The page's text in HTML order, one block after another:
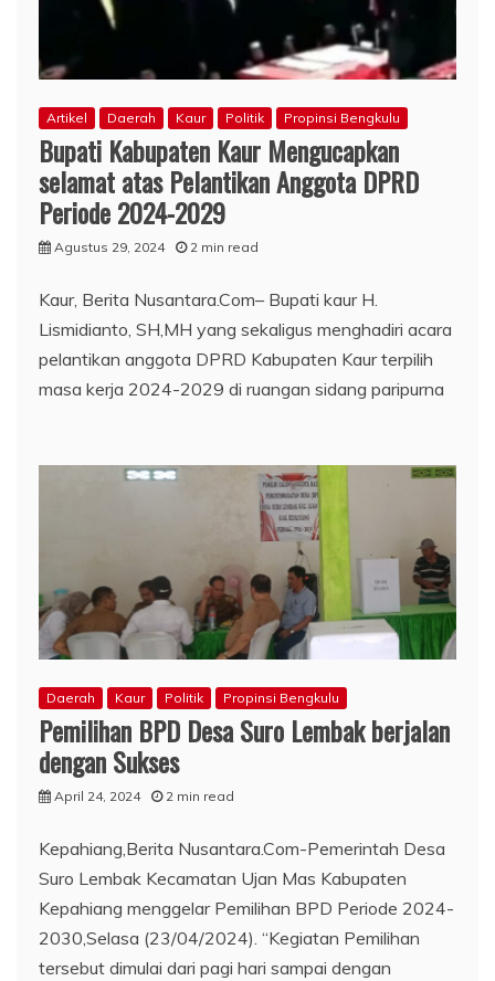
Artikel Daerah Kaur Politik Propinsi Bengkulu
Bupati Kabupaten Kaur Mengucapkan
selamat atas Pelantikan Anggota DPRD
Periode 2024-2029
Agustus 29, 2024 2 min read
Kaur, Berita Nusantara.Com– Bupati kaur H.
Lismidianto, SH,MH yang sekaligus menghadiri acara
pelantikan anggota DPRD Kabupaten Kaur terpilih
masa kerja 2024-2029 di ruangan sidang paripurna
Daerah Kaur Politik Propinsi Bengkulu
Pemilihan BPD Desa Suro Lembak berjalan
dengan Sukses
April 24, 2024 2 min read
Kepahiang,Berita Nusantara.Com-Pemerintah Desa
Suro Lembak Kecamatan Ujan Mas Kabupaten
Kepahiang menggelar Pemilihan BPD Periode 2024-
2030,Selasa (23/04/2024). “Kegiatan Pemilihan
tersebut dimulai dari pagi hari sampai dengan